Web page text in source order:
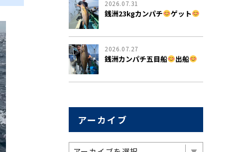
2026.07.31
銭洲23kgカンパチ ゲット
2026.07.27
銭洲カンパチ五目船 出船
アーカイブ